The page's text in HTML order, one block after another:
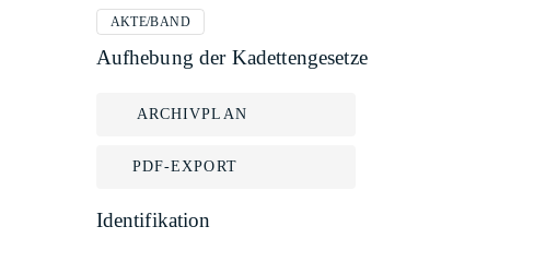
AKTE/BAND
Aufhebung der Kadettengesetze
ARCHIVPLAN
PDF-EXPORT
Identifikation